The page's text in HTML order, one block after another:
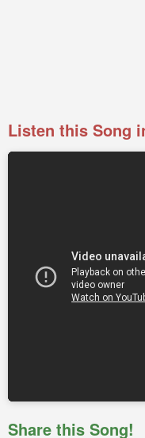
Listen this Song
Share this Song!